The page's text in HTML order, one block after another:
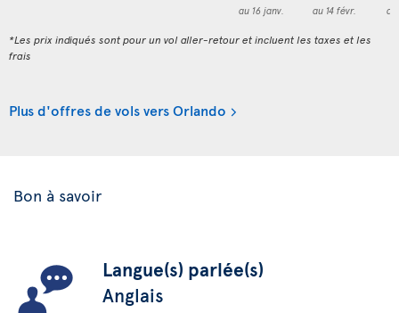
au 16 janv.
au 14 févr.
*Les prix indiqués sont pour un vol aller-retour et incluent les taxes et les
frais
Plus d'offres de vols vers Orlando
Bon à savoir
Langue(s) parlée(s)
Anglais